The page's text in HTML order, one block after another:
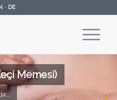
- DE
Memesi)